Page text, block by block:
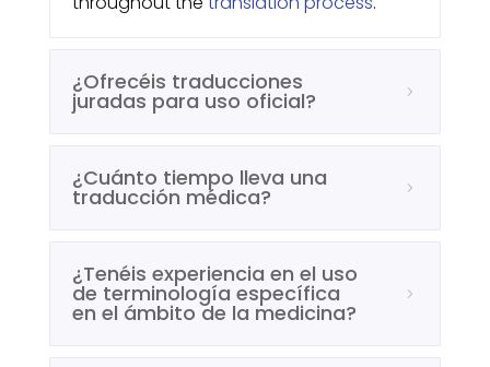
¿Ofrecéis traducciones
juradas para uso oficial?
¿Cuánto tiempo lleva una
traducción médica?
¿Tenéis experiencia en el uso
de terminología específica
en el ámbito de la medicina?